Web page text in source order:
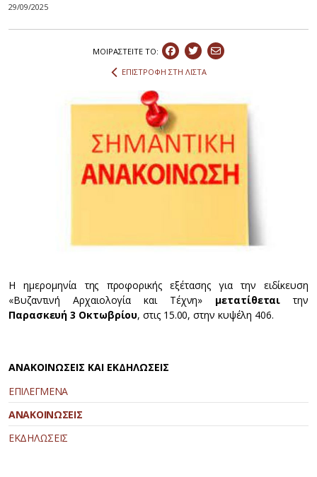
29/09/2025
ΜΟΙΡΑΣΤEIΤΕ ΤΟ:
ΕΠΙΣΤΡΟΦΗ ΣΤΗ ΛΙΣΤΑ
Η ημερομηνία της προφορικής εξέτασης για την ειδίκευση
«Βυζαντινή Αρχαιολογία και Τέχνη» μετατίθεταιτην
Παρασκευή 3 Οκτωβρίου, στις 15.00, στην κυψέλη 406.
ΑΝΑΚΟΙΝΩΣΕΙΣ ΚΑΙ ΕΚΔΗΛΩΣΕΙΣ
ΕΠΙΛΕΓΜΕΝΑ
ΑΝΑΚΟΙΝΩΣΕΙΣ
ΕΚΔΗΛΩΣΕΙΣ